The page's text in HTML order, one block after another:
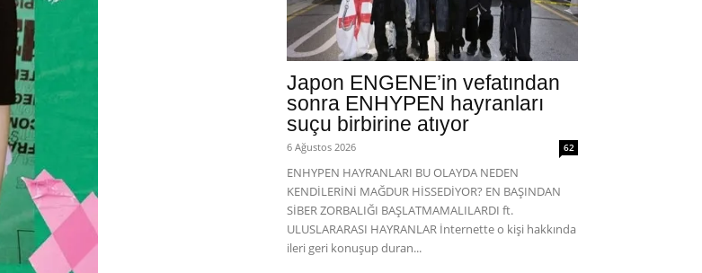
Japon ENGENE’in vefatından
sonra ENHYPEN hayranları
suçu birbirine atıyor
6 Ağustos 2026 62
ENHYPEN HAYRANLARI BU OLAYDA NEDEN
KENDİLERİNİ MAĞDUR HİSSEDİYOR? EN BAŞINDAN
SİBER ZORBALIĞI BAŞLATMAMALILARDI ft.
ULUSLARARASI HAYRANLAR İnternette o kişi hakkında
ileri geri konuşup duran...